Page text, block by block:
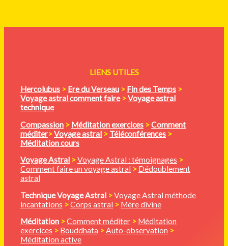
LIENS UTILES
Hercolubus > Ere du Verseau > Fin des Temps >
Voyage astral comment faire >Voyage astral
technique
Compassion > Méditationexercices >Comment
méditer>Voyage astral > Téléconférences >
Méditation cours
Voyage Astral >Voyage Astral : témoignages >
Comment faire un voyage astral > Dédoublement
astral
Technique Voyage Astral >Voyage Astral méthode
incantations >Corps astral > Mère divine
Méditation >Comment méditer > Méditation
exercices > Bouddhata >Auto-observation >
Méditation active